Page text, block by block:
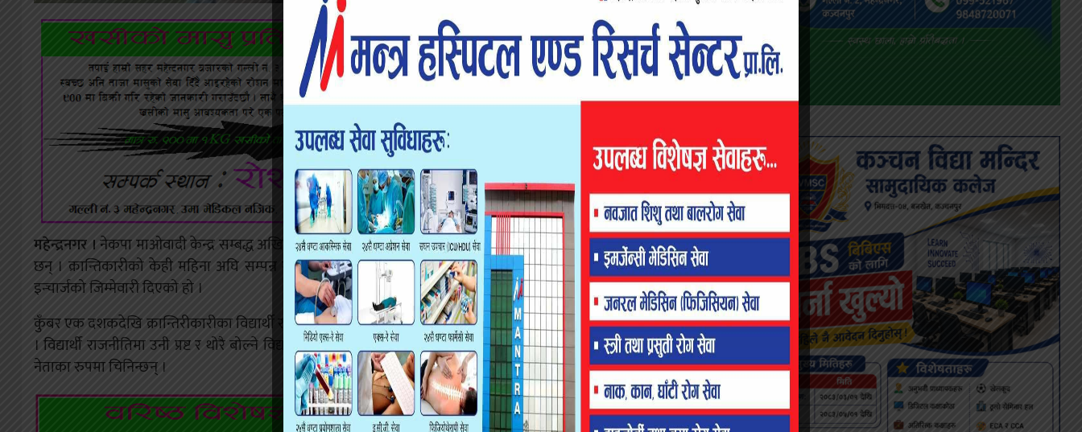
महेन्द्रनगर ।नेकपा माओवादी केन्द्र सम्बद्ध अखिल क्रान्तिकारीका केन्द्रीय सदस्य डम्बर कुँबरले कञ्चनपुर इन्चार्जको जिम्मेवारी पाएका
छन् । क्रान्तिकारीको केही महिना अघि सम्पन्न महाधिवेशनबाट सर्वसम्मत केन्द्रीय सदस्य चयन कुँबरलाई केन्द्रीय समितिले जिल्ला
इन्चार्जको जिम्मेवारी दिएको हो ।
कुँबर एक दशकदेखि क्रान्तिरीकारीका विद्यार्थी राजनीतिमा सक्रिय छन् । उनी विद्यालय तहबाट क्रान्तिकारीको राजनीतिमा आएका हुन्
। विद्यार्थी राजनीतिमा उनी प्रष्ट र थोरै बोल्ने विद्यार्थी नेताका रुपमा परिचित छन् । कुँबरलाई सबैसित समन्वय गरी निर्णय लिन सक्ने
नेताका रुपमा चिनिन्छन् ।